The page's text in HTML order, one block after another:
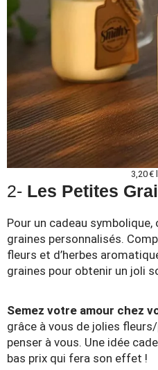
3,20 €
2- Les Petites
Pour un cadeau
graines personnalisés.
fleurs et d’herbes
graines pour obtenir un joli
Semez votre amour chez
grâce à vous de jolies
penser à vous. Une idée
bas prix qui fera son effet !